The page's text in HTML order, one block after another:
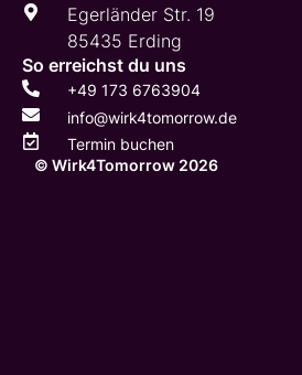
Egerländer Str. 19
85435 Erding
So erreichst du uns
+49 173 6763904
info@wirk4tomorrow.de
Termin buchen
© Wirk4Tomorrow 2026